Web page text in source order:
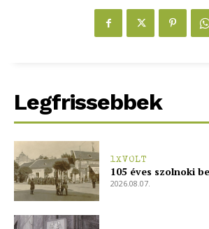
Legfrissebbek
1XVOLT
105 éves szolnoki
2026.08.07.